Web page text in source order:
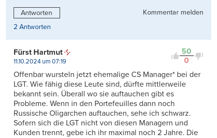
Antworten
Kommentar melden
2 Antworten
50
0
Fürst Hartmut
11.10.2024 um 07:19
Offenbar wursteln jetzt ehemalige CS Manager* bei der
LGT. Wie fähig diese Leute sind, dürfte mittlerweile
bekannt sein. Überall wo sie auftauchen gibt es
Probleme. Wenn in den Portefeuilles dann noch
Russische Oligarchen auftauchen, sehe ich schwarz.
Sofern sich die LGT nicht von diesen Managern und
Kunden trennt, gebe ich ihr maximal noch 2 Jahre. Die